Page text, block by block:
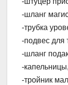
-шланг
-трубка
-подвес для
-шланг
-
-тройник